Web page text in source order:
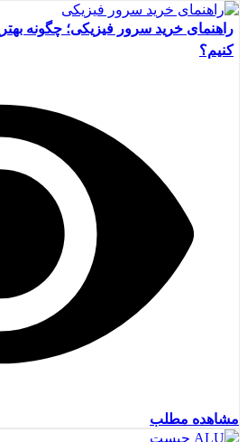
راهنمای خرید سرور فیزیکی؛ چگونه
کنیم؟
مشاهده مطلب